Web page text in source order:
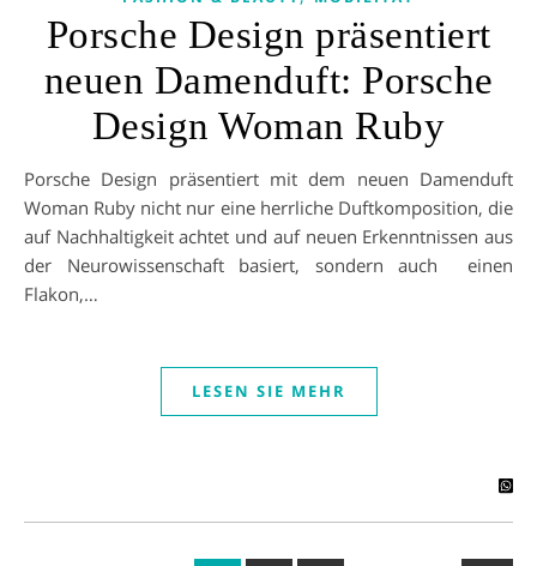
Porsche Design präsentiert
neuen Damenduft: Porsche
Design Woman Ruby
Porsche Design präsentiert mit dem neuen Damenduft
Woman Ruby nicht nur eine herrliche Duftkomposition, die
auf Nachhaltigkeit achtet und auf neuen Erkenntnissen aus
der Neurowissenschaft basiert, sondern auch einen
Flakon,…
LESEN SIE MEHR